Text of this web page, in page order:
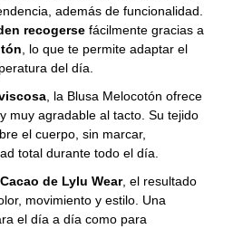
además de funcionalidad.
recogerse fácilmente gracias a
, lo que te permite adaptar el
del día.
, la Blusa Melocotón ofrece
muy agradable al tacto. Su tejido
el cuerpo, sin marcar,
total durante todo el día.
de Lylu Wear, el resultado
movimiento y estilo. Una
el día a día como para